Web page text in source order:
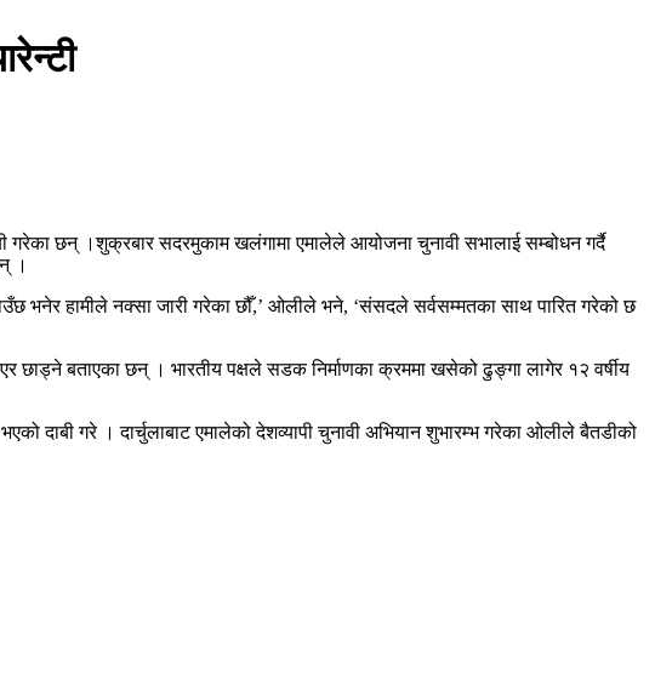
गरेका छन् ।शुक्रबार सदरमुकाम खलंगामा एमालेले आयोजना चुनावी सभालाई सम्बोधन गर्दै
।
भनेर हामीले नक्सा जारी गरेका छौँ,’ ओलीले भने, ‘संसदले सर्वसम्मतका साथ पारित गरेको छ
छाड्ने बताएका छन् । भारतीय पक्षले सडक निर्माणका क्रममा खसेको ढुङ्गा लागेर १२ वर्षीय
दाबी गरे । दार्चुलाबाट एमालेको देशव्यापी चुनावी अभियान शुभारम्भ गरेका ओलीले बैतडीको